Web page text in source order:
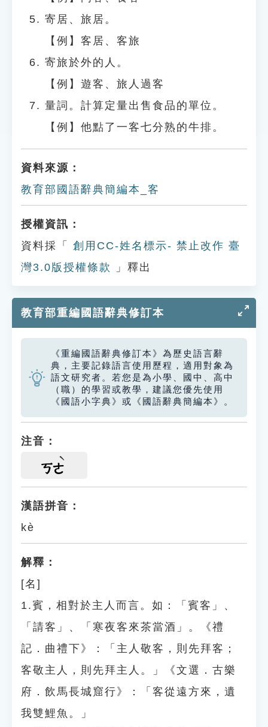
寄居、旅居。
【例】客居、客旅
寄旅於外的人。
【例】遊客、旅人過客
量詞。計算定量出售食品的單位。
【例】他點了一客七分熟的牛排。
資料來源：
教育部國語辭典簡編本_客
授權資訊：
資料採「
創用CC-姓名標示- 禁止改作 臺
灣3.0版授權條款
」釋出
教育部重編國語辭典修訂本
《重編國語辭典修訂本》為歷史語言辭
典，主要記錄語言使用歷程，適用對象為
語文研究者。若您是為小學、國中、高中
（職）的學習或教學，建議您優先使用
《國語小字典》或《國語辭典簡編本》。
注音：
ㄎㄜ
漢語拼音：
kè
解釋：
[名]
1.賓，相對於主人而言。如：「賓客」、
「請客」、「寒夜客來茶當酒」。《禮
記．曲禮下》：「主人敬客，則先拜客；
客敬主人，則先拜主人。」《文選．古樂
府．飲馬長城窟行》：「客從遠方來，遺
我雙鯉魚。」